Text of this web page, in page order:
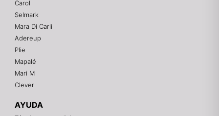
Carol
Selmark
Mara Di Carli
Adereup
Plie
Mapalé
Mari M
Clever
AYUDA
¡Hola! 👋
Gracias por visitarnos. Te asesoramos
personalmente con tu compra: tallas, envíos y
pagos.
Recuerda: 10% de descuento en tu primera compra
Contáctanos por el canal que prefieras 💕